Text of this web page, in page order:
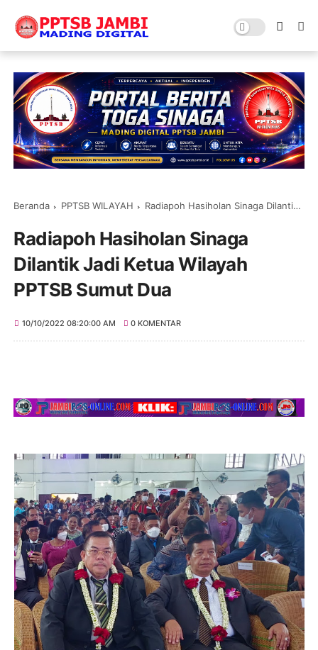
Beranda PPTSB WILAYAH Radiapoh Hasiholan Sinaga Dilantik Jadi Ketua Wilayah PPTSB Sumut Dua
Radiapoh Hasiholan Sinaga
Dilantik Jadi Ketua Wilayah
PPTSB Sumut Dua
10/10/2022 08:20:00 AM 0 KOMENTAR